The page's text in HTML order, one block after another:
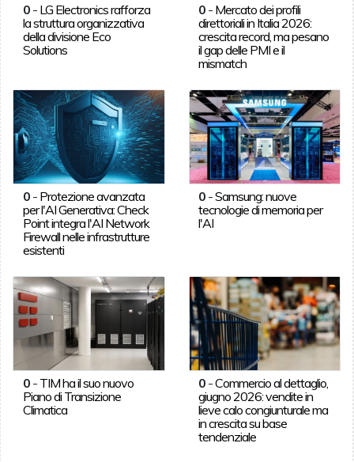
0- LG Electronics rafforza
la struttura organizzativa
della divisione Eco
Solutions
0 - Mercato dei profili
direttoriali in Italia 2026:
crescita record, ma pesano
il gap delle PMI e il
mismatch
0- Protezione avanzata
per l'AI Generativa: Check
Point integra l'AI Network
Firewall nelle infrastrutture
esistenti
0 -Samsung: nuove
tecnologie di memoria per
l'AI
0- TIM ha il suo nuovo
Piano di Transizione
Climatica
0 -Commercio al dettaglio,
giugno 2026: vendite in
lieve calo congiunturale ma
in crescita su base
tendenziale